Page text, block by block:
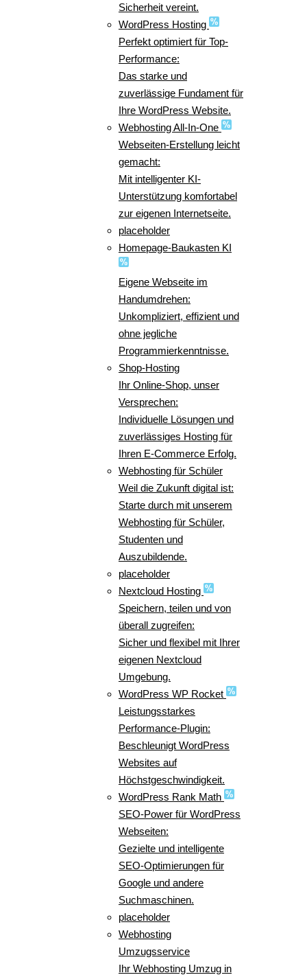
Sicherheit vereint.
WordPress Hosting
Perfekt optimiert für Top-
Performance:
Das starke und
zuverlässige Fundament für
Ihre WordPress Website.
Webhosting All-In-One
Webseiten-Erstellung leicht
gemacht:
Mit intelligenter KI-
Unterstützung komfortabel
zur eigenen Internetseite.
placeholder
Homepage-Baukasten KI
Eigene Webseite im
Handumdrehen:
Unkompliziert, effizient und
ohne jegliche
Programmierkenntnisse.
Shop-Hosting
Ihr Online-Shop, unser
Versprechen:
Individuelle Lösungen und
zuverlässiges Hosting für
Ihren E-Commerce Erfolg.
Webhosting für Schüler
Weil die Zukunft digital ist:
Starte durch mit unserem
Webhosting für Schüler,
Studenten und
Auszubildende.
placeholder
Nextcloud Hosting
Speichern, teilen und von
überall zugreifen:
Sicher und flexibel mit Ihrer
eigenen Nextcloud
Umgebung.
WordPress WP Rocket
Leistungsstarkes
Performance-Plugin:
Beschleunigt WordPress
Websites auf
Höchstgeschwindigkeit.
WordPress Rank Math
SEO-Power für WordPress
Webseiten:
Gezielte und intelligente
SEO-Optimierungen für
Google und andere
Suchmaschinen.
placeholder
Webhosting
Umzugsservice
Ihr Webhosting Umzug in